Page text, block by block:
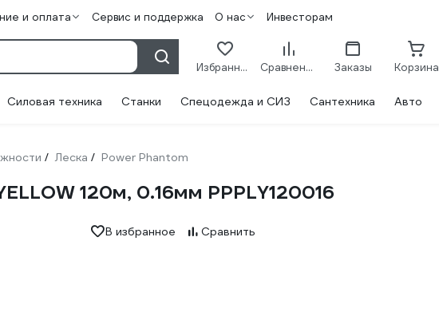
и оплата Сервис и поддержка О нас Инвесторам
Избранное Сравнение Заказы Корзина
Силовая техника Станки Спецодежда и СИЗ Сантехника Авто
/ Леска / Power Phantom
120м, 0.16мм PPPLY120016
В избранное Сравнить